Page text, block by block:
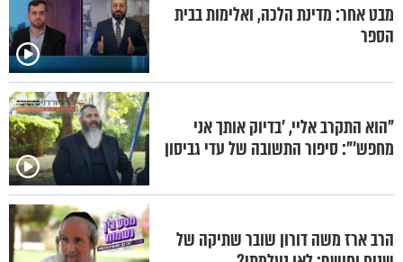
מבט אחר: מדינת הלכה, ואלימות בבית
הספר
"הוא התקרב אליי, ’בדיוק אותך אני
מחפש’": סיפור התשובה של עדי גביסון
הרב ארז משה דורון שובר שתיקה של